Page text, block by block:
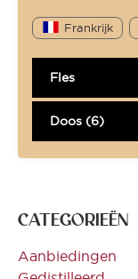
CATEGORIEËN
Aanbiedingen
Frankrijk
Fles
Doos (6)